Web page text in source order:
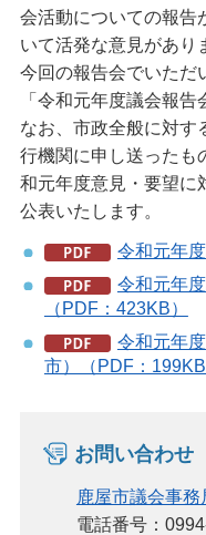
会活動についての報告
いて活発な意見があり
今回の報告会でいただ
「令和元年度議会報告
なお、市政全般に対す
行機関に申し送ったも
和元年度意見・要望に
公表いたします。
令和元年
令和元年
（PDF：423KB）
令和元年
市）（PDF：199KB
お問い合わせ
鹿屋市議会事
電話番号：